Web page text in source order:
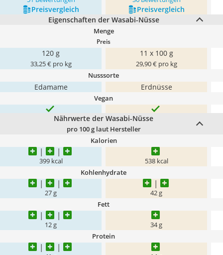
Preis­vergleich
Preis­vergleich
Eigenschaften der Wasabi-Nüsse
Menge
Preis
120 g
33,25 € pro kg
11 x 100 g
29,90 € pro kg
Nusssorte
Edamame Erdnüsse
Vegan
Nährwerte der Wasabi-Nüsse
pro 100 g laut Hersteller
Kalorien
399 kcal 538 kcal
Kohlenhydrate
27 g 42 g
Fett
12 g 34 g
Protein